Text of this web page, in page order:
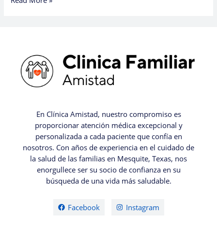
En Clínica Amistad, nuestro compromiso es
proporcionar atención médica excepcional y
personalizada a cada paciente que confía en
nosotros. Con años de experiencia en el cuidado de
la salud de las familias en Mesquite, Texas, nos
enorgullece ser su socio de confianza en su
búsqueda de una vida más saludable.
Facebook Instagram